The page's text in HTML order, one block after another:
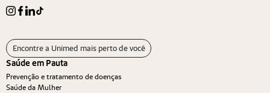
Encontre a Unimed mais perto de você
Saúde em Pauta
Prevenção e tratamento de doenças
Saúde da Mulher